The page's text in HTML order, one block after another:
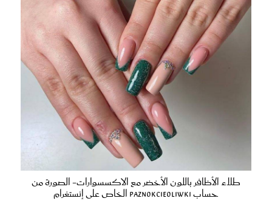
طلاء الأظافر باللون الأخضر مع الاكسسوارات- الصورة من
حساب paznokcieoliwki الخاص على إنستغرام